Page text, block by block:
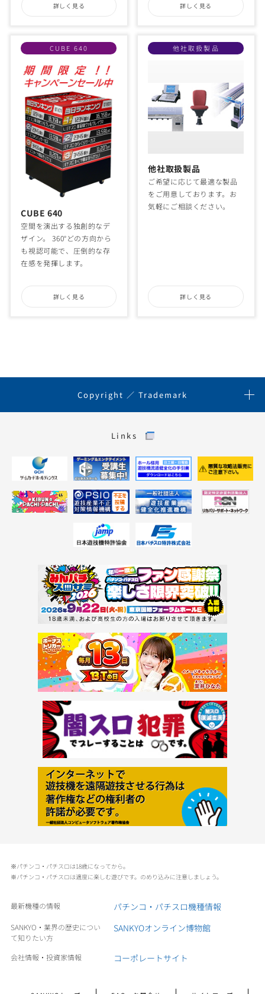
詳しく見る 詳しく見る
CUBE 640
CUBE 640
空間を演出する独創的なデ
ザイン。 360°どの方向から
も視認可能で、圧倒的な存
在感を発揮します。
詳しく見る
他社取扱製品
他社取扱製品
ご希望に応じて最適な製品
をご用意しております。お
気軽にご相談ください。
詳しく見る
Copyright ／ Trademark
Links
※パチンコ・パチスロは18歳になってから。
※パチンコ・パチスロは適度に楽しむ遊びです。のめり込みに注意しましょう。
最新機種の情報 パチンコ・パチスロ機種情報
SANKYO・業界の歴史につい
て知りたい方
SANKYOオンライン博物館
会社情報・投資家情報 コーポレートサイト